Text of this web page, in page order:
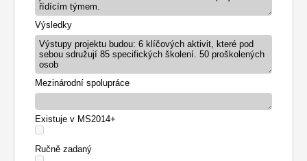
řídícím týmem.
Výsledky
Výstupy projektu budou: 6 klíčových aktivit, které pod
sebou sdružují 85 specifických školení. 50 proškolených
osob
Mezinárodní spolupráce
Existuje v MS2014+
Ručně zadaný